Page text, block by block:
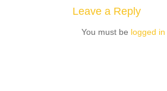
Leave a Reply
You must be logged in